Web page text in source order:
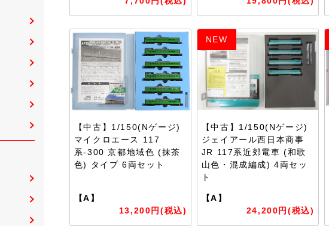
【中古】1/150(Nゲージ)
マイクロエース 117
系-300 京都地域色 (抹茶
色) タイプ 6両セット
【A】
13,200円(税込)
NEW
【中古】1/150(Nゲージ)
ジェイアール西日本商事
JR 117系近郊電車 (和歌
山色・混成編成) 4両セッ
ト
【A】
24,200円(税込)